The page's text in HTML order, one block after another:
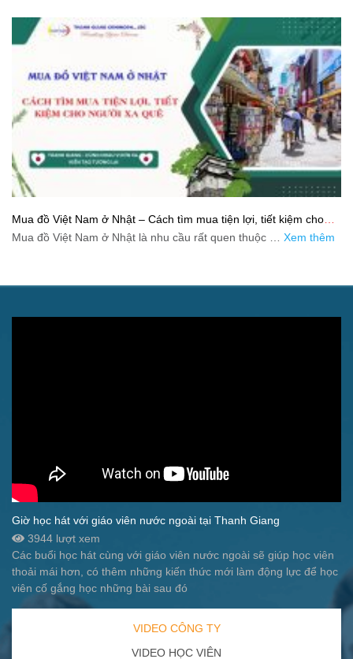
Mua đồ Việt Nam ở Nhật – Cách tìm mua tiện lợi, tiết kiệm cho
người xa quê
Mua đồ Việt Nam ở Nhật là nhu cầu rất quen thuộc … Xem thêm
Giờ học hát với giáo viên nước ngoài tại Thanh Giang
3944 lượt xem
Các buổi học hát cùng với giáo viên nước ngoài sẽ giúp học viên
thoải mái hơn, có thêm những kiến thức mới làm động lực để học
viên cố gắng học những bài sau đó
VIDEO CÔNG TY
VIDEO HỌC VIÊN